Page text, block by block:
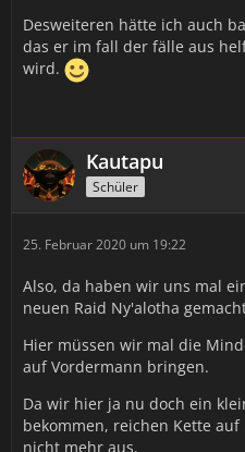
Desweiteren hätte ich auch
das er im fall der fälle aus
wird.
Kautapu
Schüler
25. Februar 2020 um 19:22
Also, da haben wir uns mal
neuen Raid Ny'alotha
Hier müssen wir mal die
auf Vordermann bringen.
Da wir hier ja nu doch ein
bekommen, reichen Kette
nicht mehr aus.